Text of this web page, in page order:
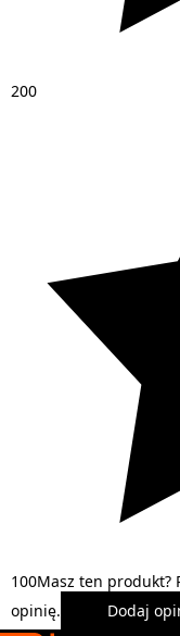
200
100Masz ten produkt?
opinię.
Dodaj